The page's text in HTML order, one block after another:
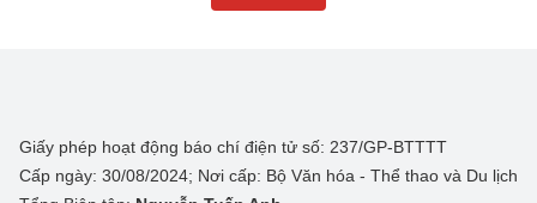
Giấy phép hoạt động báo chí điện tử số: 237/GP-BTTTT
Cấp ngày: 30/08/2024; Nơi cấp: Bộ Văn hóa - Thể thao và Du lịch